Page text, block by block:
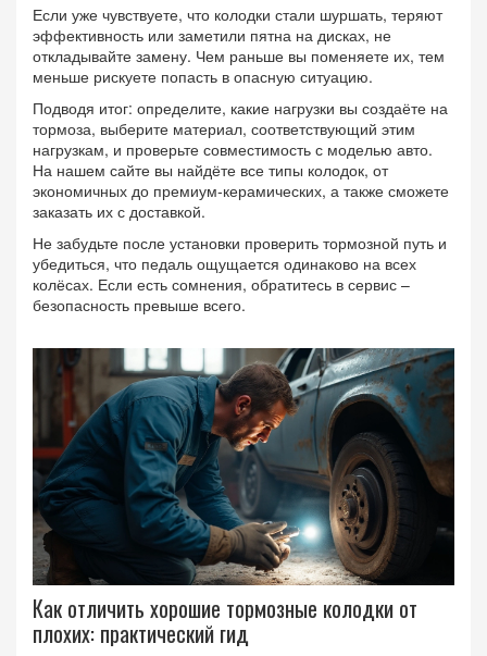
Если уже чувствуете, что колодки стали шуршать, теряют
эффективность или заметили пятна на дисках, не
откладывайте замену. Чем раньше вы поменяете их, тем
меньше рискуете попасть в опасную ситуацию.
Подводя итог: определите, какие нагрузки вы создаёте на
тормоза, выберите материал, соответствующий этим
нагрузкам, и проверьте совместимость с моделью авто.
На нашем сайте вы найдёте все типы колодок, от
экономичных до премиум‑керамических, а также сможете
заказать их с доставкой.
Не забудьте после установки проверить тормозной путь и
убедиться, что педаль ощущается одинаково на всех
колёсах. Если есть сомнения, обратитесь в сервис –
безопасность превыше всего.
Как отличить хорошие тормозные колодки от
плохих: практический гид